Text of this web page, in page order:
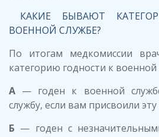
КАКИЕ БЫВАЮТ
ВОЕННОЙ СЛУЖБЕ?
По итогам медкомиссии
категорию годности к военной
А — годен к военной
службу, если вам присвоили
Б — годен с